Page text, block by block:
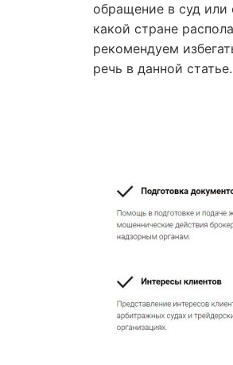
обращение в суд или
какой стране
рекомендуем
речь в данной статье.